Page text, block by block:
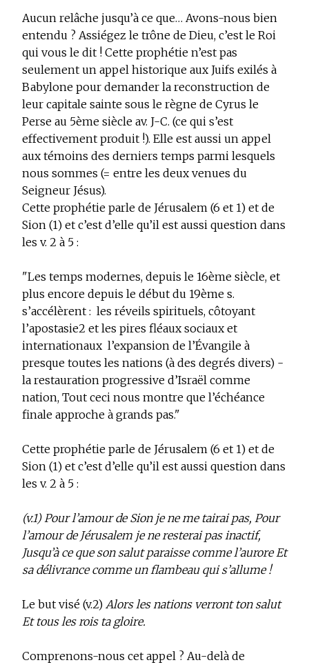
Aucun relâche jusqu’à ce que… Avons-nous bien
entendu ? Assiégez le trône de Dieu, c’est le Roi
qui vous le dit ! Cette prophétie n’est pas
seulement un appel historique aux Juifs exilés à
Babylone pour demander la reconstruction de
leur capitale sainte sous le règne de Cyrus le
Perse au 5ème siècle av. J-C. (ce qui s’est
effectivement produit !). Elle est aussi un appel
aux témoins des derniers temps parmi lesquels
nous sommes (= entre les deux venues du
Seigneur Jésus).
Cette prophétie parle de Jérusalem (6 et 1) et de
Sion (1) et c’est d’elle qu’il est aussi question dans
les v. 2 à 5 :
"Les temps modernes, depuis le 16ème siècle, et
plus encore depuis le début du 19ème s.
s’accélèrent : ­ les réveils spirituels, côtoyant
l’apostasie2 et les pires fléaux sociaux et
internationaux ­ l’expansion de l’Évangile à
presque toutes les nations (à des degrés divers) ­
la restauration progressive d’Israël comme
nation, Tout ceci nous montre que l’échéance
finale approche à grands pas."
Cette prophétie parle de Jérusalem (6 et 1) et de
Sion (1) et c’est d’elle qu’il est aussi question dans
les v. 2 à 5 :
(v.1) Pour l’amour de Sion je ne me tairai pas, Pour
l’amour de Jérusalem je ne resterai pas inactif,
Jusqu’à ce que son salut paraisse comme l’aurore Et
sa délivrance comme un flambeau qui s’allume !
Le but visé (v.2) Alors les nations verront ton salut
Et tous les rois ta gloire.
Comprenons-nous cet appel ? Au-delà de